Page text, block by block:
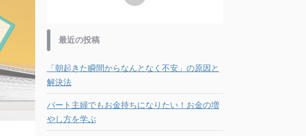
最近の投稿
「朝起きた瞬間からなんとなく不安」の原因と
解決法
パート主婦でもお金持ちになりたい！お金の増
やし方を学ぶ